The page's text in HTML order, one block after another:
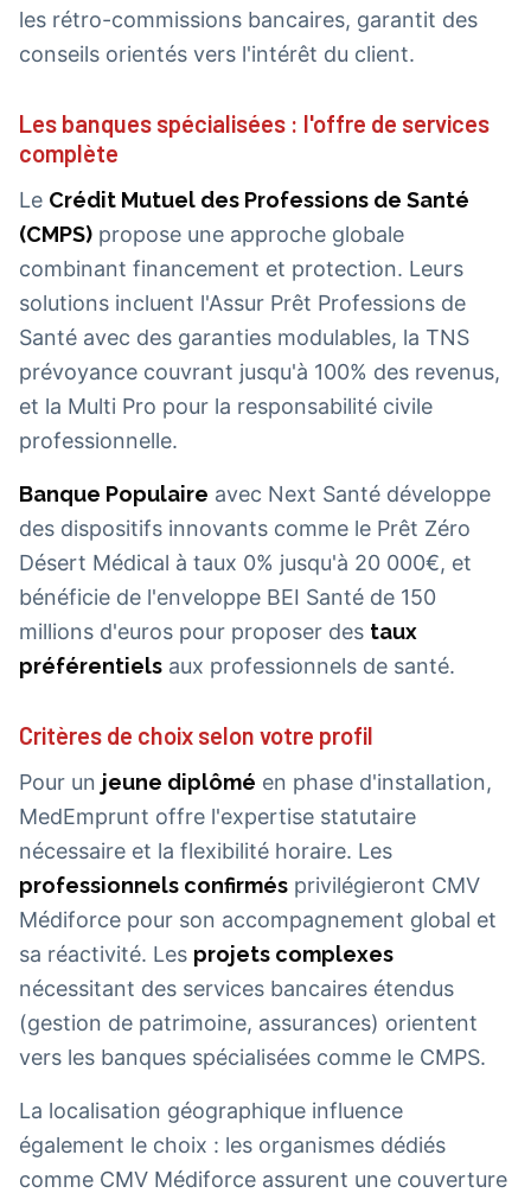
les rétro-commissions bancaires, garantit des
conseils orientés vers l'intérêt du client.
Les banques spécialisées : l'offre de services
complète
Le Crédit Mutuel des Professions de Santé
(CMPS) propose une approche globale
combinant financement et protection. Leurs
solutions incluent l'Assur Prêt Professions de
Santé avec des garanties modulables, la TNS
prévoyance couvrant jusqu'à 100% des revenus,
et la Multi Pro pour la responsabilité civile
professionnelle.
Banque Populaire avec Next Santé développe
des dispositifs innovants comme le Prêt Zéro
Désert Médical à taux 0% jusqu'à 20 000€, et
bénéficie de l'enveloppe BEI Santé de 150
millions d'euros pour proposer des taux
préférentiels aux professionnels de santé.
Critères de choix selon votre profil
Pour un jeune diplômé en phase d'installation,
MedEmprunt offre l'expertise statutaire
nécessaire et la flexibilité horaire. Les
professionnels confirmés privilégieront CMV
Médiforce pour son accompagnement global et
sa réactivité. Les projets complexes
nécessitant des services bancaires étendus
(gestion de patrimoine, assurances) orientent
vers les banques spécialisées comme le CMPS.
La localisation géographique influence
également le choix : les organismes dédiés
comme CMV Médiforce assurent une couverture